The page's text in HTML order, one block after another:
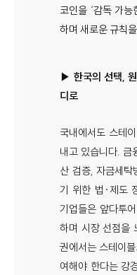
코인을 ‘감독 가
하며 새로운 규칙
▶ 한국의 선택,
디로
국내에서도 스테
내고 있습니다. 금
산 검증, 자금세
기 위한 법·제도
기업들은 앞다투
하며 시장 선점을
권에서는 스테이
여해야 한다는 강